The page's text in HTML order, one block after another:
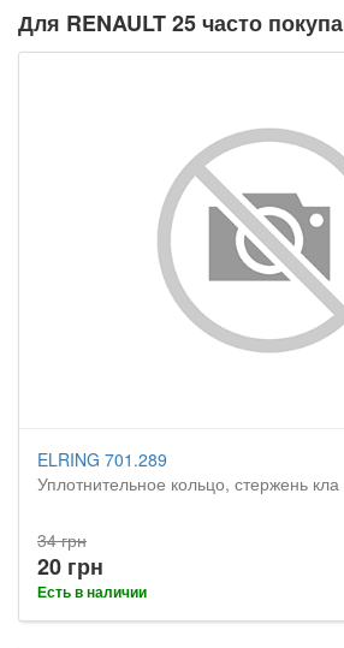
Для RENAULT 25 часто
ELRING 701.289
Уплотнительное кольцо, стержень кла
34 грн
20 грн
Есть в наличии